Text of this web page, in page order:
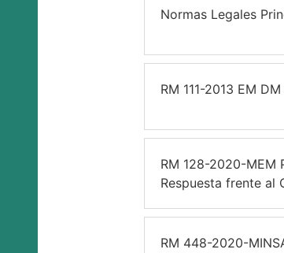
Normas Legales
RM 111-2013 EM
RM 128-2020-MEM
Respuesta frente al
RM 448-2020-